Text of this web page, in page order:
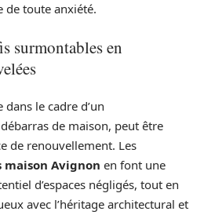
de toute anxiété.
surmontables en
le cadre d’un
de maison, peut être
de renouvellement. Les
maison Avignon en font une
d’espaces négligés, tout en
avec l’héritage architectural et